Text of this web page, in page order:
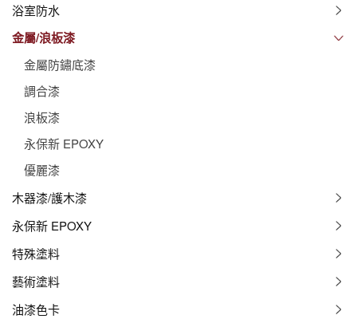
浴室防水
金屬/浪板漆
金屬防鏽底漆
調合漆
浪板漆
永保新 EPOXY
優麗漆
木器漆/護木漆
永保新 EPOXY
特殊塗料
藝術塗料
油漆色卡